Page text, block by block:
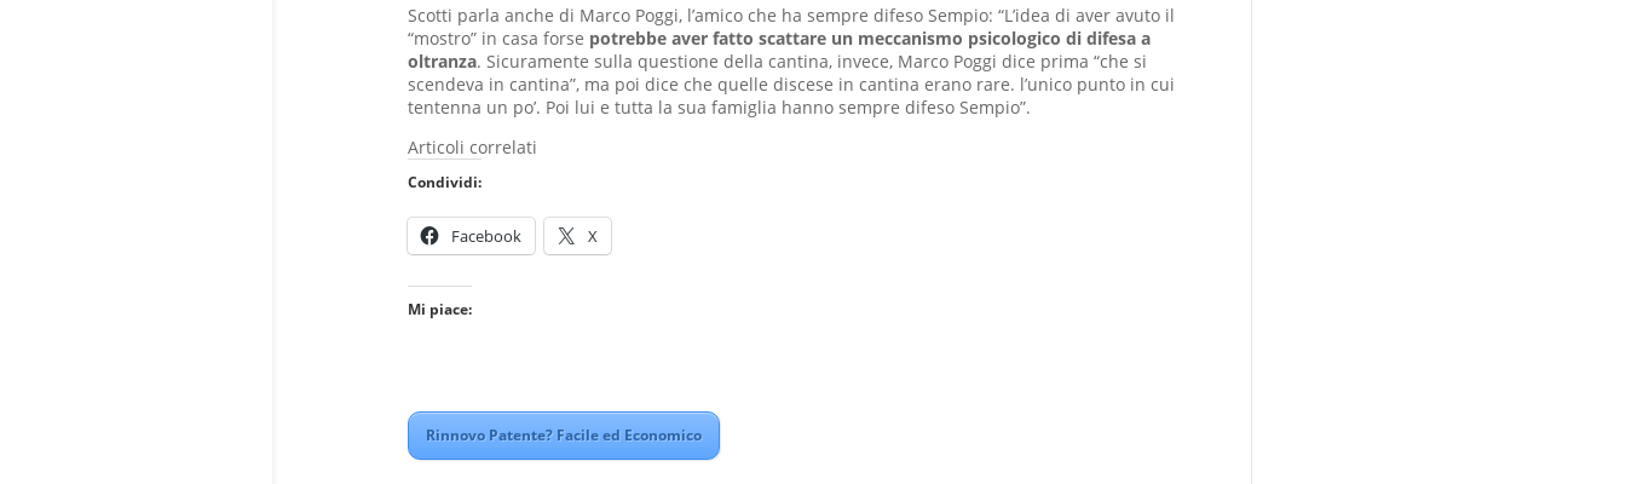
Scotti parla anche di Marco Poggi, l’amico che ha sempre difeso Sempio: “L’idea di aver avuto il
“mostro” in casa forse potrebbe aver fatto scattare un meccanismo psicologico di difesa a
oltranza. Sicuramente sulla questione della cantina, invece, Marco Poggi dice prima “che si
scendeva in cantina”, ma poi dice che quelle discese in cantina erano rare. l’unico punto in cui
tentenna un po’. Poi lui e tutta la sua famiglia hanno sempre difeso Sempio”.
Articoli correlati
Condividi:
Facebook X
Mi piace:
Rinnovo Patente? Facile ed Economico